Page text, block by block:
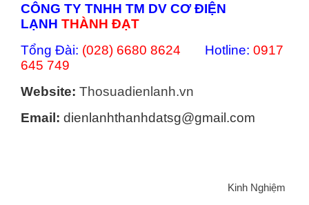
CÔNG TY TNHH TM DV CƠ ĐIỆN
LẠNH THÀNH ĐẠT
Tổng Đài: (028) 6680 8624 Hotline: 0917
645 749
Website: Thosuadienlanh.vn
Email: dienlanhthanhdatsg@gmail.com
Kinh Nghiệm